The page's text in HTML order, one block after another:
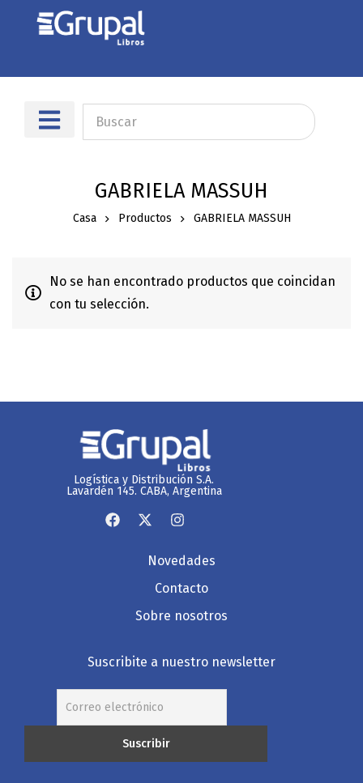
GABRIELA MASSUH
Casa Productos GABRIELA MASSUH
No se han encontrado productos que coincidan
con tu selección.
Logística y Distribución S.A.
Lavardén 145. CABA, Argentina
Novedades
Contacto
Sobre nosotros
Suscribite a nuestro newsletter